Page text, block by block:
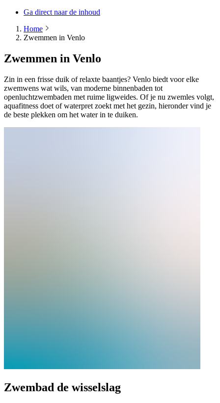
Ga direct naar de inhoud
Home
Zwemmen in Venlo
Zwemmen in Venlo
Zin in een frisse duik of relaxte baantjes? Venlo biedt voor elke
zwemwens wat wils, van moderne binnenbaden tot
openluchtzwembaden met ruime ligweides. Of je nu zwemles volgt,
aquafitness doet of waterpret zoekt met het gezin, hieronder vind je
de beste plekken om het water in te duiken.
Zwembad de wisselslag